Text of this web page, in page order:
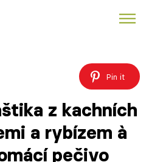
Pin it
z kachních
a rybízem à
pečivo